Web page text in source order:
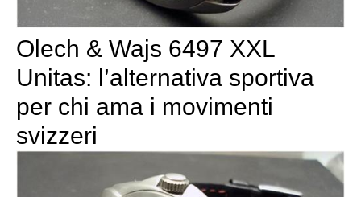
Olech & Wajs 6497 XXL
Unitas: l’alternativa sportiva
per chi ama i movimenti
svizzeri